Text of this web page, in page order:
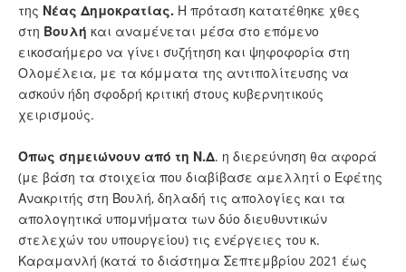
της Νέας Δημοκρατίας. Η πρόταση κατατέθηκε χθες
στη Βουλή και αναμένεται μέσα στο επόμενο
εικοσαήμερο να γίνει συζήτηση και ψηφοφορία στη
Ολομέλεια, με τα κόμματα της αντιπολίτευσης να
ασκούν ήδη σφοδρή κριτική στους κυβερνητικούς
χειρισμούς.
Όπως σημειώνουν από τη Ν.Δ. η διερεύνηση θα αφορά
(με βάση τα στοιχεία που διαβίβασε αμελλητί ο Εφέτης
Ανακριτής στη Βουλή, δηλαδή τις απολογίες και τα
απολογητικά υπομνήματα των δύο διευθυντικών
στελεχών του υπουργείου) τις ενέργειες του κ.
Καραμανλή (κατά το διάστημα Σεπτεμβρίου 2021 έως